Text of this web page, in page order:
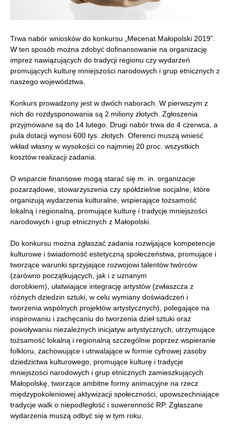
Trwa nabór wniosków do konkursu „Mecenat Małopolski 2019”.
W ten sposób można zdobyć dofinansowanie na organizację
imprez nawiązujących do tradycji regionu czy wydarzeń
promujących kulturę mniejszości narodowych i grup etnicznych z
naszego województwa.
Konkurs prowadzony jest w dwóch naborach. W pierwszym z
nich do rozdysponowania są 2 miliony złotych. Zgłoszenia
przyjmowane są do 14 lutego. Drugi nabór trwa do 4 czerwca, a
pula dotacji wynosi 600 tys. złotych. Oferenci muszą wnieść
wkład własny w wysokości co najmniej 20 proc. wszystkich
kosztów realizacji zadania.
O wsparcie finansowe mogą starać się m. in. organizacje
pozarządowe, stowarzyszenia czy spółdzielnie socjalne, które
organizują wydarzenia kulturalne, wspierające tożsamość
lokalną i regionalną, promujące kulturę i tradycje mniejszości
narodowych i grup etnicznych z Małopolski.
Do konkursu można zgłaszać zadania rozwijające kompetencje
kulturowe i świadomość estetyczną społeczeństwa, promujące i
tworzące warunki sprzyjające rozwojowi talentów twórców
(zarówno początkujących, jak i z uznanym
dorobkiem), ułatwiające integrację artystów (zwłaszcza z
różnych dziedzin sztuki, w celu wymiany doświadczeń i
tworzenia wspólnych projektów artystycznych), polegające na
inspirowaniu i zachęcaniu do tworzenia dzieł sztuki oraz
powoływaniu niezależnych inicjatyw artystycznych, utrzymujące
tożsamość lokalną i regionalną szczególnie poprzez wspieranie
folkloru, zachowujące i utrwalające w formie cyfrowej zasoby
dziedzictwa kulturowego, promujące kulturę i tradycje
mniejszości narodowych i grup etnicznych zamieszkujących
Małopolskę, tworzące ambitne formy animacyjne na rzecz
międzypokoleniowej aktywizacji społeczności, upowszechniające
tradycje walk o niepodległość i suwerenność RP. Zgłaszane
wydarzenia muszą odbyć się w tym roku.